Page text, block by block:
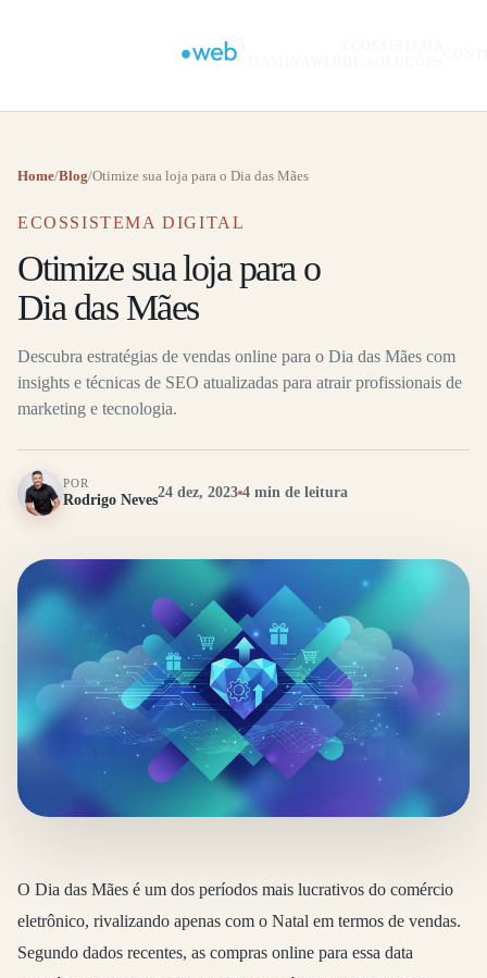
Home/Blog/Otimize sua loja para o Dia das Mães
ECOSSISTEMA DIGITAL
Otimize sua loja para o
Dia das Mães
Descubra estratégias de vendas online para o Dia das Mães com
insights e técnicas de SEO atualizadas para atrair profissionais de
marketing e tecnologia.
POR
Rodrigo Neves24 dez, 2023 4 min de leitura
O Dia das Mães é um dos períodos mais lucrativos do comércio
eletrônico, rivalizando apenas com o Natal em termos de vendas.
Segundo dados recentes, as compras online para essa data